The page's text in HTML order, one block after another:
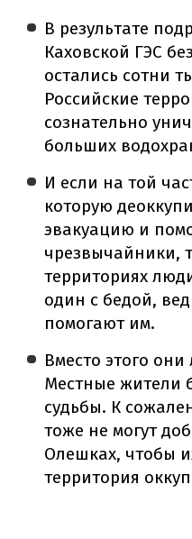
В результате
Каховской ГЭС
остались сотни
Российские
сознательно
больших
И если на той
которую
эвакуацию и
чрезвычайники,
территориях
один с бедой,
помогают им.
Вместо этого
Местные жители
судьбы. К
тоже не могут
Олешках, чтобы
территория